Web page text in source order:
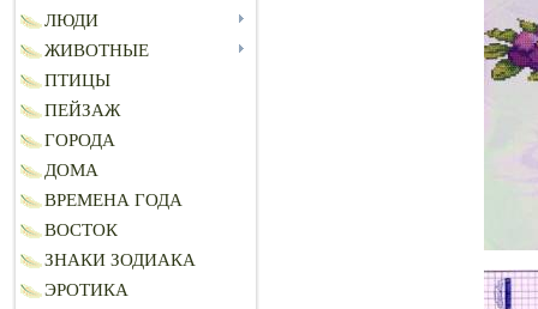
ЛЮДИ
ЖИВОТНЫЕ
ПТИЦЫ
ПЕЙЗАЖ
ГОРОДА
ДОМА
ВРЕМЕНА ГОДА
ВОСТОК
ЗНАКИ ЗОДИАКА
ЭРОТИКА